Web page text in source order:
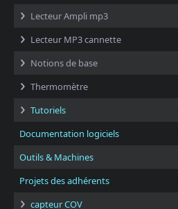
Lecteur Ampli mp3
Lecteur MP3 cannette
Notions de base
Thermomètre
Tutoriels
Documentation logiciels
Outils & Machines
Projets des adhérents
capteur COV